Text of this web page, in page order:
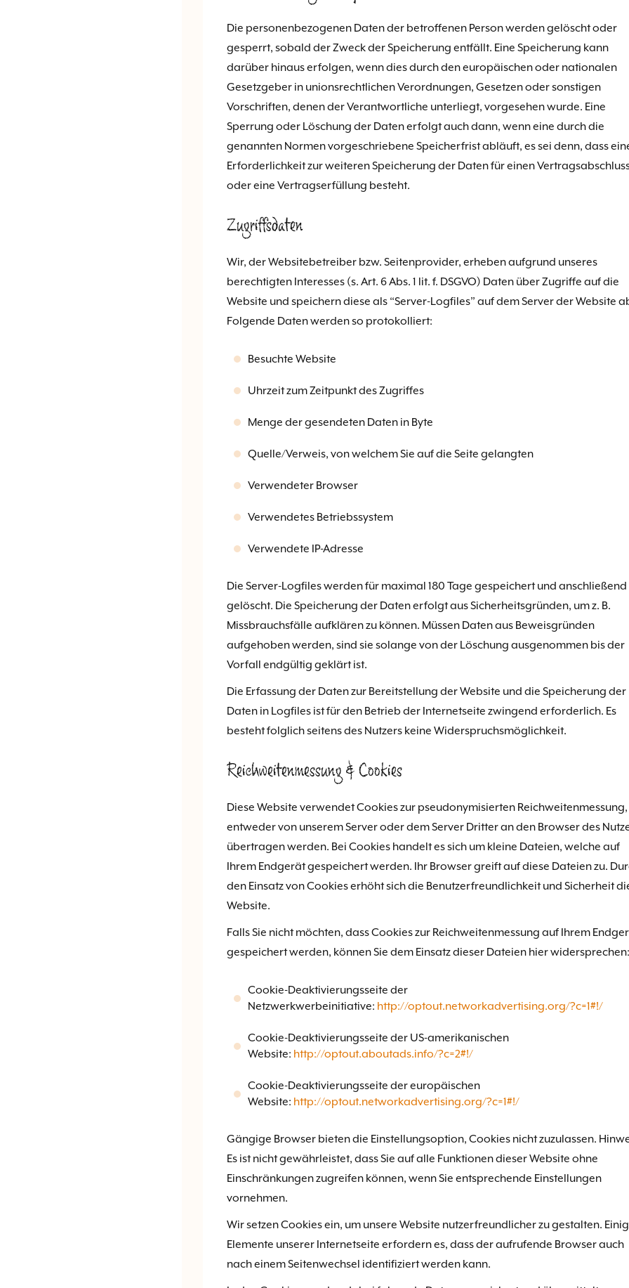
Die personenbezogenen Daten der betroffenen Person werden gelöscht oder
gesperrt, sobald der Zweck der Speicherung entfällt. Eine Speicherung kann
darüber hinaus erfolgen, wenn dies durch den europäischen oder nationalen
Gesetzgeber in unionsrechtlichen Verordnungen, Gesetzen oder sonstigen
Vorschriften, denen der Verantwortliche unterliegt, vorgesehen wurde. Eine
Sperrung oder Löschung der Daten erfolgt auch dann, wenn eine durch die
genannten Normen vorgeschriebene Speicherfrist abläuft, es sei denn, dass
Erforderlichkeit zur weiteren Speicherung der Daten für einen
oder eine Vertragserfüllung besteht.
Zugriffsdaten
Wir, der Websitebetreiber bzw. Seitenprovider, erheben aufgrund unseres
berechtigten Interesses (s. Art. 6 Abs. 1 lit. f. DSGVO) Daten über Zugriffe auf die
Website und speichern diese als “Server-Logfiles” auf dem Server der Website
Folgende Daten werden so protokolliert:
Besuchte Website
Uhrzeit zum Zeitpunkt des Zugriffes
Menge der gesendeten Daten in Byte
Quelle/Verweis, von welchem Sie auf die Seite gelangten
Verwendeter Browser
Verwendetes Betriebssystem
Verwendete IP-Adresse
Die Server-Logfiles werden für maximal 180 Tage gespeichert und anschließend
gelöscht. Die Speicherung der Daten erfolgt aus Sicherheitsgründen, um z. B.
Missbrauchsfälle aufklären zu können. Müssen Daten aus Beweisgründen
aufgehoben werden, sind sie solange von der Löschung ausgenommen bis der
Vorfall endgültig geklärt ist.
Die Erfassung der Daten zur Bereitstellung der Website und die Speicherung der
Daten in Logfiles ist für den Betrieb der Internetseite zwingend erforderlich. Es
besteht folglich seitens des Nutzers keine Widerspruchsmöglichkeit.
Reichweitenmessung & Cookies
Diese Website verwendet Cookies zur pseudonymisierten
entweder von unserem Server oder dem Server Dritter an den Browser des
übertragen werden. Bei Cookies handelt es sich um kleine Dateien, welche auf
Ihrem Endgerät gespeichert werden. Ihr Browser greift auf diese Dateien zu.
den Einsatz von Cookies erhöht sich die Benutzerfreundlichkeit und Sicherheit
Website.
Falls Sie nicht möchten, dass Cookies zur Reichweitenmessung auf Ihrem
gespeichert werden, können Sie dem Einsatz dieser Dateien hier widersprechen:
Cookie-Deaktivierungsseite der
Netzwerkwerbeinitiative: http://optout.networkadvertising.org/?c=1#!/
Cookie-Deaktivierungsseite der US-amerikanischen
Website: http://optout.aboutads.info/?c=2#!/
Cookie-Deaktivierungsseite der europäischen
Website: http://optout.networkadvertising.org/?c=1#!/
Gängige Browser bieten die Einstellungsoption, Cookies nicht zuzulassen.
Es ist nicht gewährleistet, dass Sie auf alle Funktionen dieser Website ohne
Einschränkungen zugreifen können, wenn Sie entsprechende Einstellungen
vornehmen.
Wir setzen Cookies ein, um unsere Website nutzerfreundlicher zu gestalten.
Elemente unserer Internetseite erfordern es, dass der aufrufende Browser auch
nach einem Seitenwechsel identifiziert werden kann.